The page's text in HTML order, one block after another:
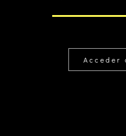
Acceder